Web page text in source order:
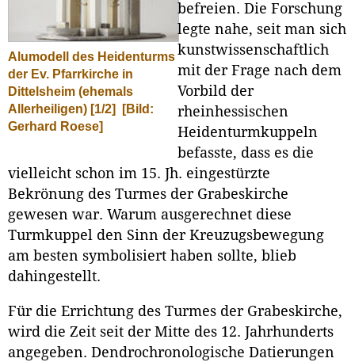
Alumodell des Heidenturms
der Ev. Pfarrkirche in
Dittelsheim (ehemals
Allerheiligen) [1/2]
[Bild:
Gerhard Roese]
befreien. Die Forschung
legte nahe, seit man sich
kunstwissenschaftlich
mit der Frage nach dem
Vorbild der
rheinhessischen
Heidenturmkuppeln
befasste, dass es die
vielleicht schon im 15. Jh. eingestürzte
Bekrönung des Turmes der Grabeskirche
gewesen war. Warum ausgerechnet diese
Turmkuppel den Sinn der Kreuzugsbewegung
am besten symbolisiert haben sollte, blieb
dahingestellt.
Für die Errichtung des Turmes der Grabeskirche,
wird die Zeit seit der Mitte des 12. Jahrhunderts
angegeben. Dendrochronologische Datierungen